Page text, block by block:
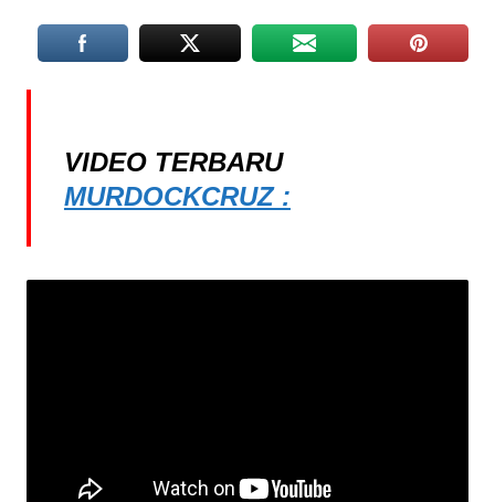
VIDEO TERBARU
MURDOCKCRUZ :